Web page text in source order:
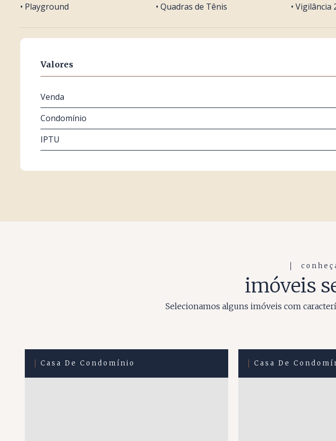
• Playground
• Quadras de Tênis
• Vigilância
Valores
Venda
Condomínio
IPTU
imóveis
Selecionamos alguns imóveis com
Casa De Condomínio Casa De